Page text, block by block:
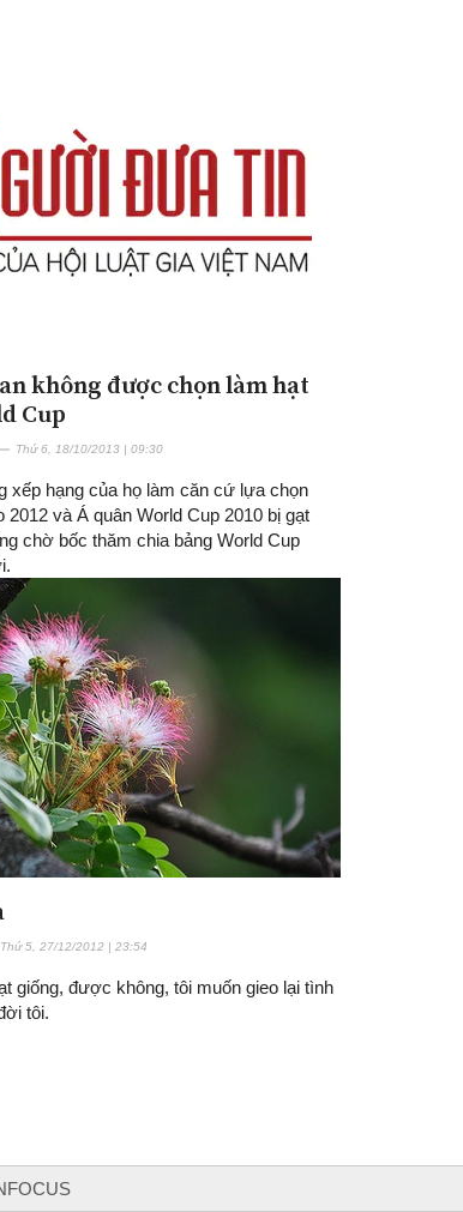
không được chọn làm hạt
Cup
Thứ 6, 18/10/2013 | 09:30
xếp hạng của họ làm căn cứ lựa chọn
2012 và Á quân World Cup 2010 bị gạt
chờ bốc thăm chia bảng World Cup
Thứ 5, 27/12/2012 | 23:54
giống, được không, tôi muốn gieo lại tình
tôi.